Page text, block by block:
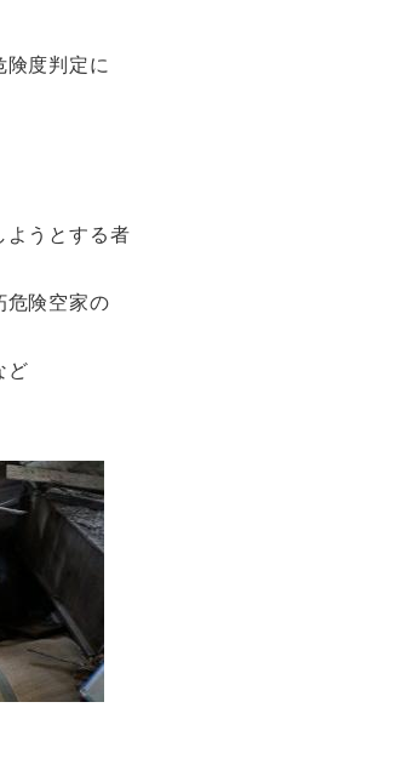
度判定に
うとする者
険空家の
ど